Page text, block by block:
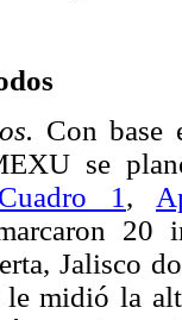
Con base
se
Cuadro 1 ,
20
Jalisco
le midió la